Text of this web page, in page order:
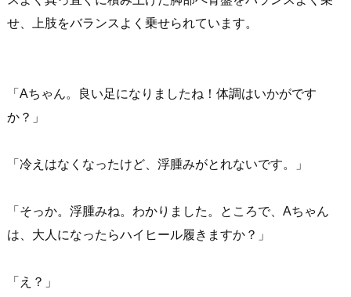
せ、上肢をバランスよく乗せられています。
「Aちゃん。良い足になりましたね！体調はいかがです
か？」
「冷えはなくなったけど、浮腫みがとれないです。」
「そっか。浮腫みね。わかりました。ところで、Aちゃん
は、大人になったらハイヒール履きますか？」
「え？」